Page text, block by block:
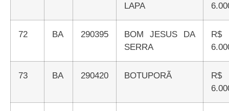
LAPA
72 BA 290395
BOM JESUS DA
SERRA
R$
73 BA 290420 BOTUPORÃ
R$